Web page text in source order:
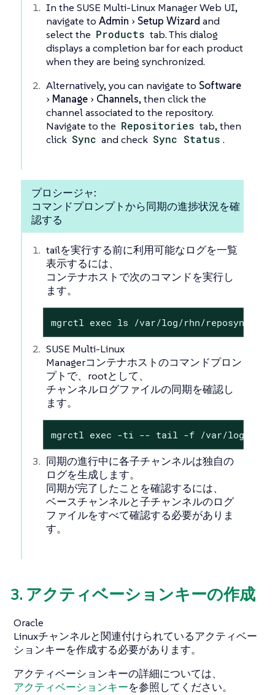
In the SUSE Multi-Linux Manager Web UI,
navigate to Admin Setup Wizard and
select the Products tab. This dialog
displays a completion bar for each product
when they are being synchronized.
Alternatively, you can navigate to Software
Manage
Channels, then click the
channel associated to the repository.
Navigate to the Repositories tab, then
click Sync and check Sync Status .
プロシージャ:
コマンドプロンプトから同期の進捗状況を確
認する
tailを実行する前に利用可能なログを一覧
表示するには、
コンテナホストで次のコマンドを実行し
ます。
mgrctl exec ls /var/log/rhn/reposync/
SUSE Multi-Linux
Managerコンテナホストのコマンドプロン
プトで、rootとして、
チャンネルログファイルの同期を確認し
ます。
mgrctl exec -ti -- tail -f /var/log/rhn/
同期の進行中に各子チャンネルは独自の
ログを生成します。
同期が完了したことを確認するには、
ベースチャンネルと子チャンネルのログ
ファイルをすべて確認する必要がありま
す。
3. アクティベーションキーの作成
Oracle
Linuxチャンネルと関連付けられているアクティベー
ションキーを作成する必要があります。
アクティベーションキーの詳細については、
アクティベーションキーを参照してください。